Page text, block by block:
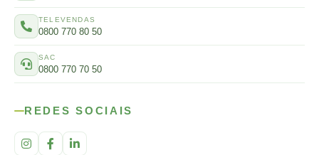
TELEVENDAS
0800 770 80 50
SAC
0800 770 70 50
REDES SOCIAIS